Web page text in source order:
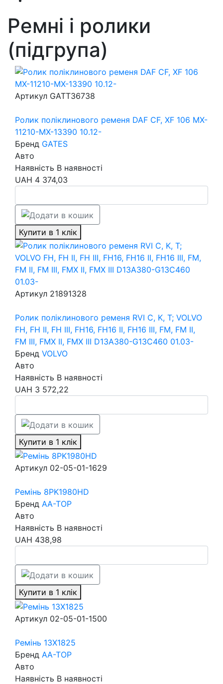
Ремні і ролики
(підгрупа)
Артикул GATT36738
Ролик поліклинового ременя DAF CF, XF 106 MX-
11210-MX-13390 10.12-
Бренд GATES
Авто
Наявність В наявності
UAH 4 374,03
Купити в 1 клік
Артикул 21891328
Ролик поліклинового ременя RVI C, K, T; VOLVO
FH, FH II, FH III, FH16, FH16 II, FH16 III, FM, FM II,
FM III, FMX II, FMX III D13A380-G13C460 01.03-
Бренд VOLVO
Авто
Наявність В наявності
UAH 3 572,22
Купити в 1 клік
Артикул 02-05-01-1629
Ремінь 8PK1980HD
Бренд AA-TOP
Авто
Наявність В наявності
UAH 438,98
Купити в 1 клік
Артикул 02-05-01-1500
Ремінь 13X1825
Бренд AA-TOP
Авто
Наявність В наявності